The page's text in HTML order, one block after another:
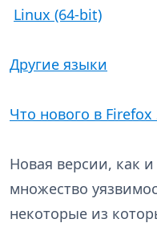
Linux (64-bit)
Другие языки
Что нового в
Новая версии, как
множество
некоторые из